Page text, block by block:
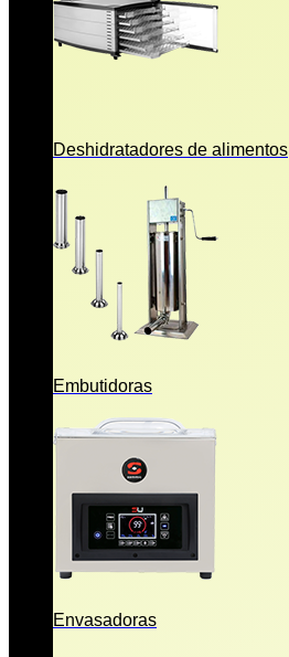
Deshidratadores de alimentos
Embutidoras
Envasadoras